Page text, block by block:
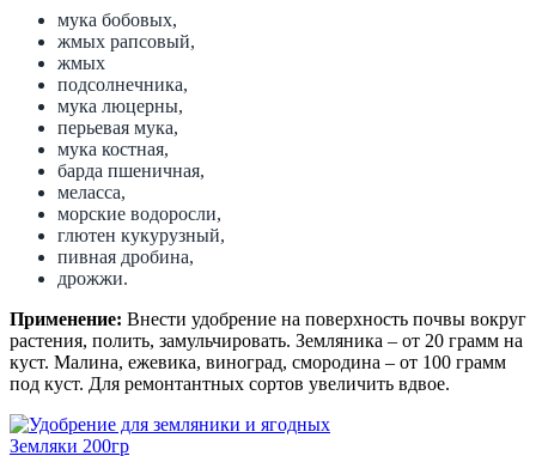
мука бобовых,
жмых рапсовый,
жмых
подсолнечника,
мука люцерны,
перьевая мука,
мука костная,
барда пшеничная,
меласса,
морские водоросли,
глютен кукурузный,
пивная дробина,
дрожжи.
Применение: Внести удобрение на поверхность почвы вокруг
растения, полить, замульчировать. Земляника – от 20 грамм на
куст. Малина, ежевика, виноград, смородина – от 100 грамм
под куст. Для ремонтантных сортов увеличить вдвое.